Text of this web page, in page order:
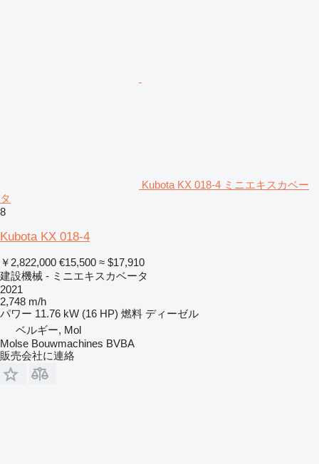
Kubota KX 018-4 ミニエキスカベー
タ
8
Kubota KX 018-4
￥2,822,000 €15,500 ≈ $17,910
建設機械 - ミニエキスカベータ
2021
2,748 m/h
パワー 11.76 kW (16 HP) 燃料 ディーゼル
ベルギー, Mol
Molse Bouwmachines BVBA
販売会社に連絡